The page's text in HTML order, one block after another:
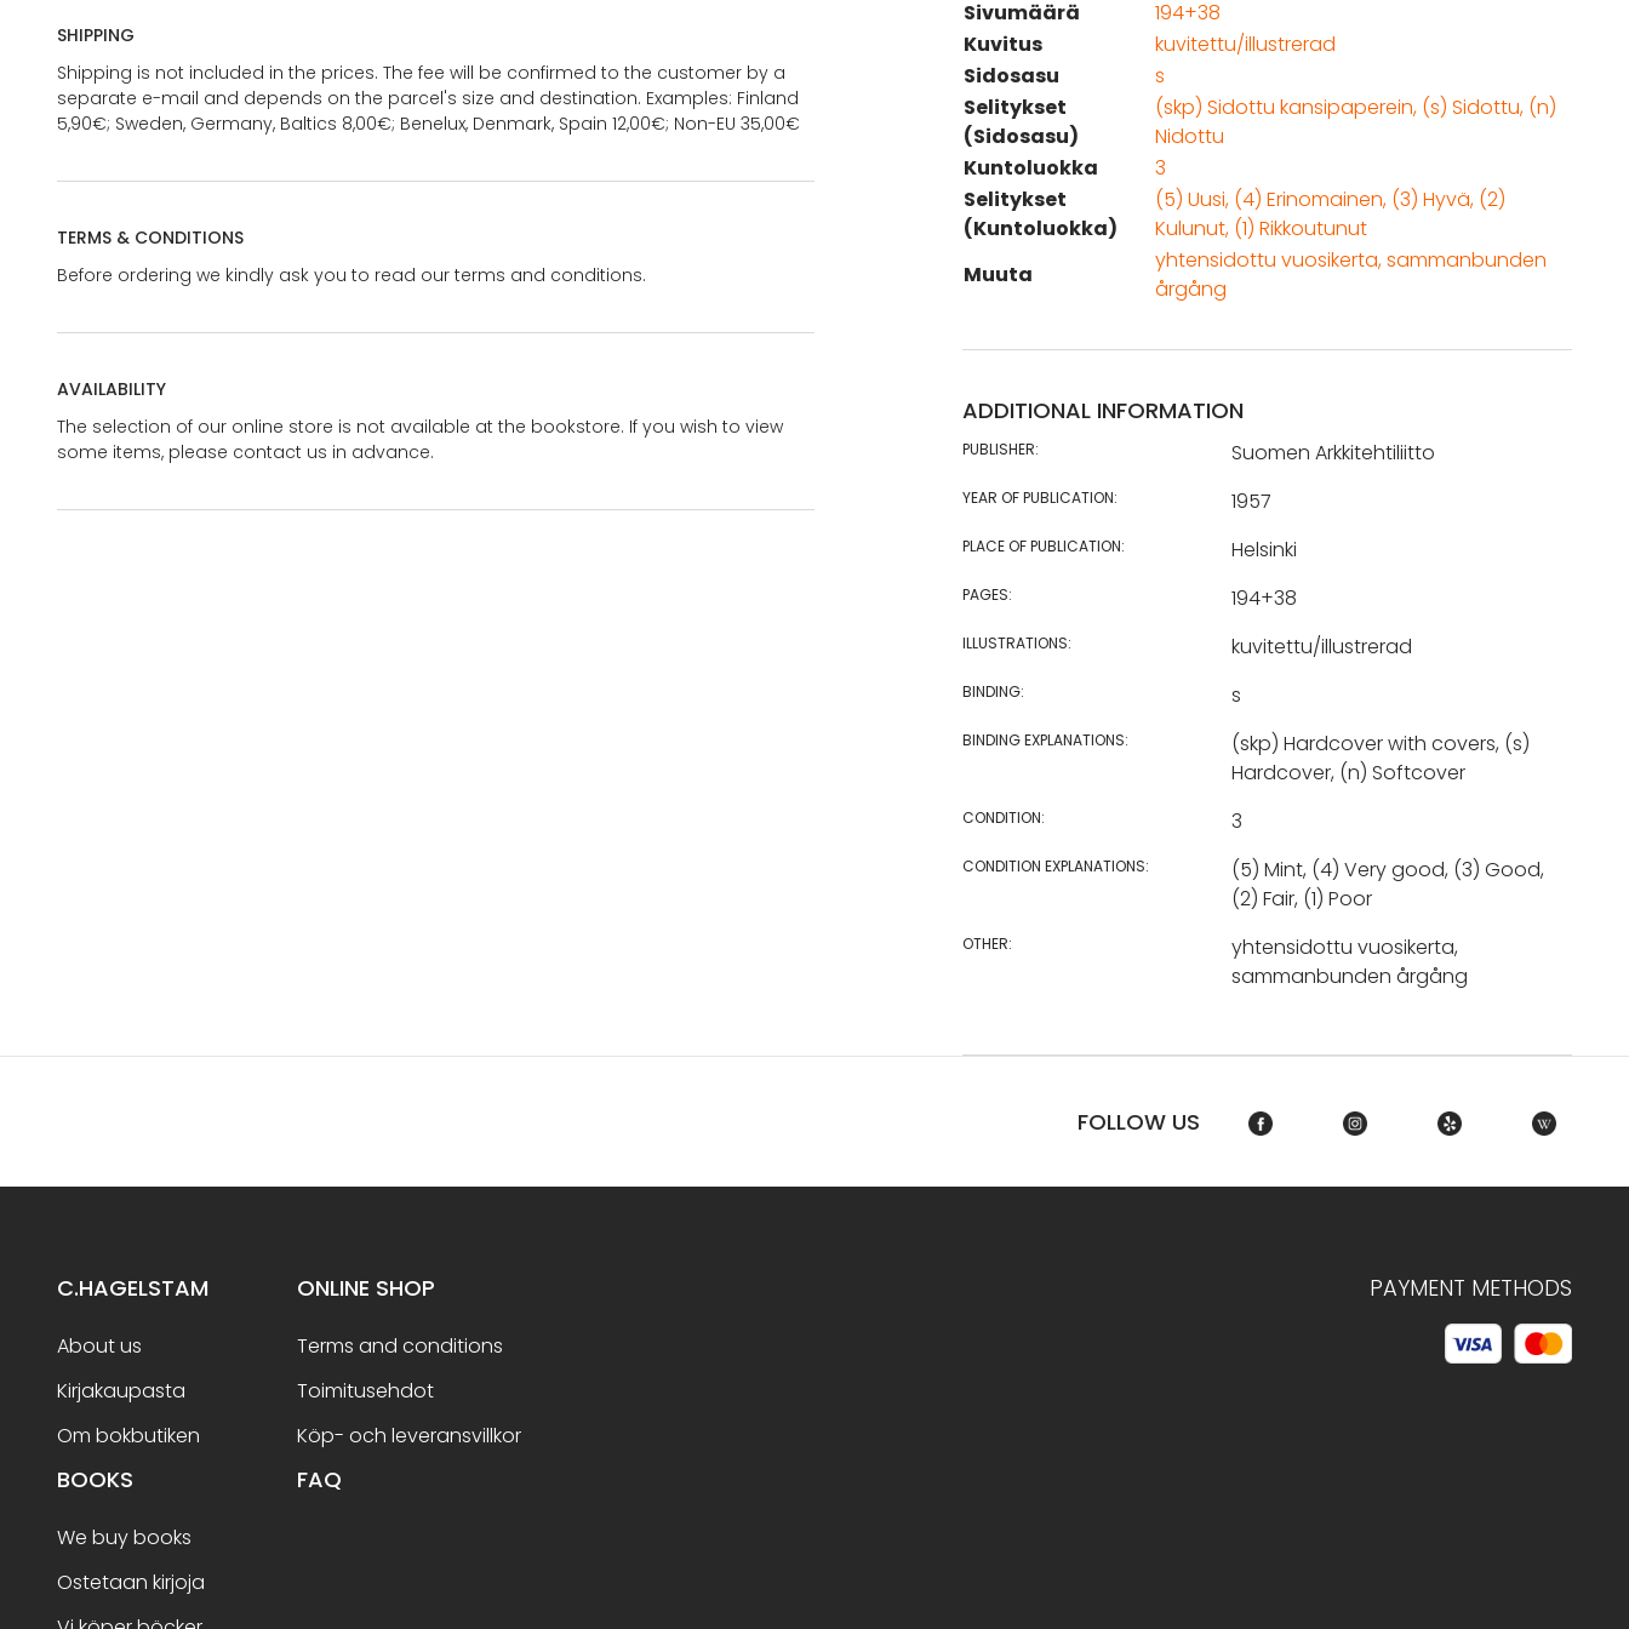
SHIPPING
Shipping is not included in the prices. The fee will be confirmed to the customer by a
separate e-mail and depends on the parcel's size and destination. Examples: Finland
5,90€; Sweden, Germany, Baltics 8,00€; Benelux, Denmark, Spain 12,00€; Non-EU 35,00€
TERMS & CONDITIONS
Before ordering we kindly ask you to read our terms and conditions.
AVAILABILITY
The selection of our online store is not available at the bookstore. If you wish to view
some items, please contact us in advance.
Sivumäärä
194+38
Kuvitus
kuvitettu/illustrerad
Sidosasu
s
Selitykset
(Sidosasu)
(skp) Sidottu kansipaperein, (s) Sidottu, (n)
Nidottu
Kuntoluokka
3
Selitykset
(Kuntoluokka)
(5) Uusi, (4) Erinomainen, (3) Hyvä, (2)
Kulunut, (1) Rikkoutunut
Muuta
yhtensidottu vuosikerta, sammanbunden
årgång
ADDITIONAL INFORMATION
PUBLISHER: Suomen Arkkitehtiliitto
YEAR OF PUBLICATION: 1957
PLACE OF PUBLICATION: Helsinki
PAGES: 194+38
ILLUSTRATIONS: kuvitettu/illustrerad
BINDING: s
BINDING EXPLANATIONS:
(skp) Hardcover with covers, (s)
Hardcover, (n) Softcover
CONDITION: 3
CONDITION EXPLANATIONS:
(5) Mint, (4) Very good, (3) Good,
(2) Fair, (1) Poor
OTHER:
yhtensidottu vuosikerta,
sammanbunden årgång
FOLLOW US
C.HAGELSTAM
About us
Kirjakaupasta
Om bokbutiken
ONLINE SHOP
Terms and conditions
Toimitusehdot
Köp- och leveransvillkor
BOOKS
We buy books
Ostetaan kirjoja
FAQ
PAYMENT METHODS